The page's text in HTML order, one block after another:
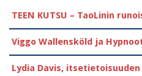
TEEN KUTSU – TaoLinin
Viggo Wallensköld ja
Lydia Davis,